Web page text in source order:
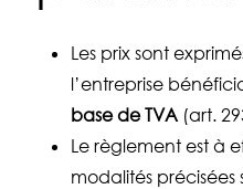
Les prix sont
l’entreprise
base de TVA (art.
Le règlement est à
modalités précisées